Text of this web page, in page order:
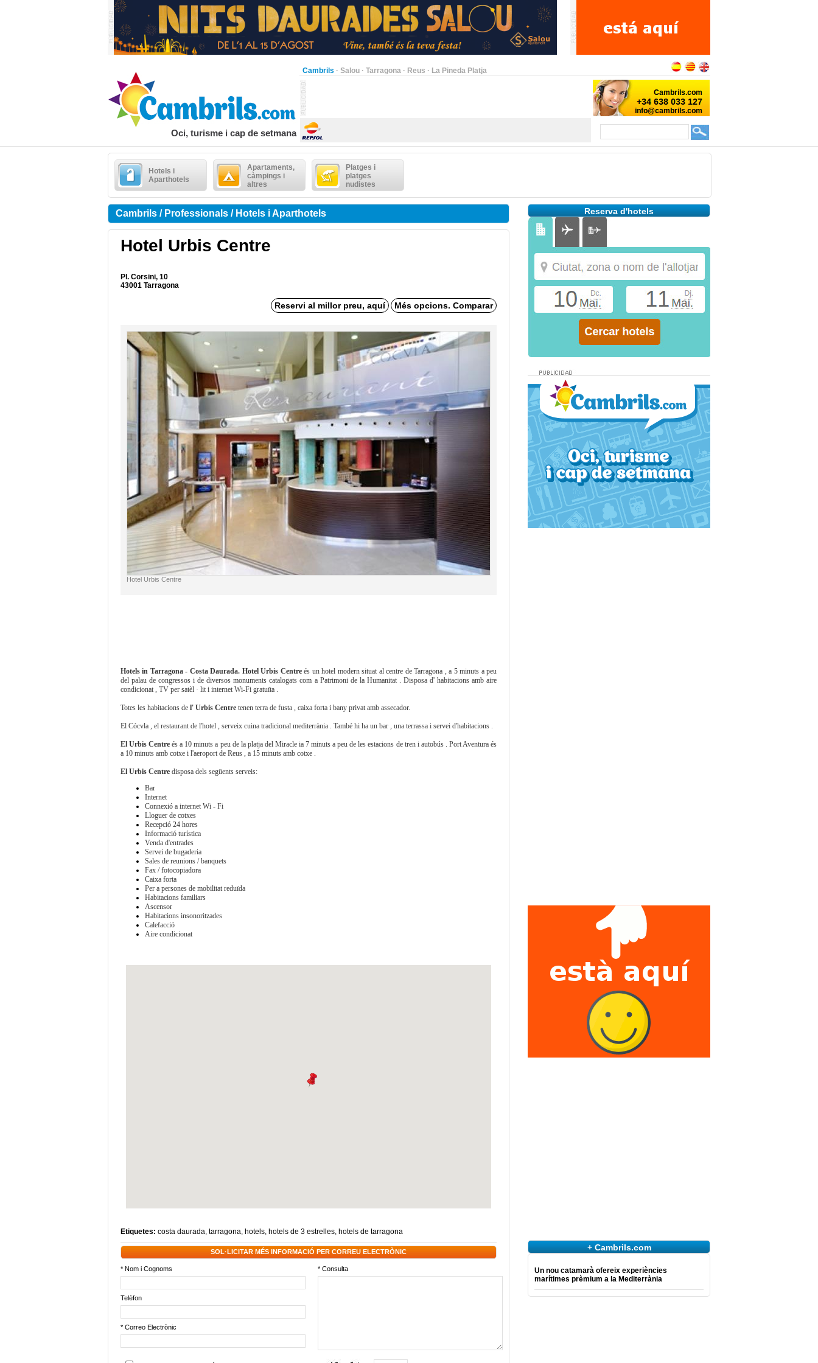
Cambrils · Salou · Tarragona · Reus · La Pineda Platja
Oci, turisme i cap de setmana
Hotels i
Aparthotels
Apartaments,
càmpings i
altres
Platges i
platges
nudistes
Cambrils / Professionals / Hotels i Aparthotels
Hotel Urbis Centre
Pl. Corsini, 10
43001 Tarragona
Reservi al millor preu, aquí Més opcions. Comparar
Hotel Urbis Centre
Hotels in Tarragona - Costa Daurada. Hotel Urbis Centreés un hotel modern situat al centre de Tarragona , a 5 minuts a peu
del palau de congressos i de diversos monuments catalogats com a Patrimoni de la Humanitat . Disposa d' habitacions amb aire
condicionat , TV per satèl · lit i internet Wi-Fi gratuïta .
Totes les habitacions de l' Urbis Centre tenen terra de fusta , caixa forta i bany privat amb assecador.
El Cócvla , el restaurant de l'hotel , serveix cuina tradicional mediterrània . També hi ha un bar , una terrassa i servei d'habitacions .
El Urbis Centre és a 10 minuts a peu de la platja del Miracle ia 7 minuts a peu de les estacions de tren i autobús . Port Aventura és
a 10 minuts amb cotxe i l'aeroport de Reus , a 15 minuts amb cotxe .
El Urbis Centre disposa dels següents serveis:
Bar
Internet
Connexió a internet Wi - Fi
Lloguer de cotxes
Recepció 24 hores
Informació turística
Venda d'entrades
Servei de bugaderia
Sales de reunions / banquets
Fax / fotocopiadora
Caixa forta
Per a persones de mobilitat reduïda
Habitacions familiars
Ascensor
Habitacions insonoritzades
Calefacció
Aire condicionat
Etiquetes: costa daurada, tarragona, hotels, hotels de 3 estrelles, hotels de tarragona
SOL·LICITAR MÉS INFORMACIÓ PER CORREU ELECTRÒNIC
* Nom i Cognoms * Consulta
Telèfon
* Correo Electrònic
Reserva d'hotels
+ Cambrils.com
Un nou catamarà ofereix experiències
marítimes prèmium a la Mediterrània